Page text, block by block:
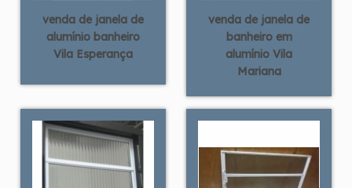
venda de janela de
alumínio banheiro
Vila Esperança
venda de janela de
banheiro em
alumínio Vila
Mariana